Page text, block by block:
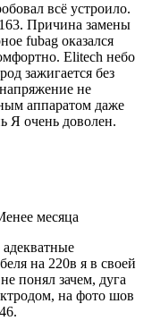
всё устроило.
Причина замены
fubag оказался
Elitech небо
зажигается без
не
аппаратом даже
Я очень доволен.
месяца
на 220в я в своей
понял зачем, дуга
на фото шов